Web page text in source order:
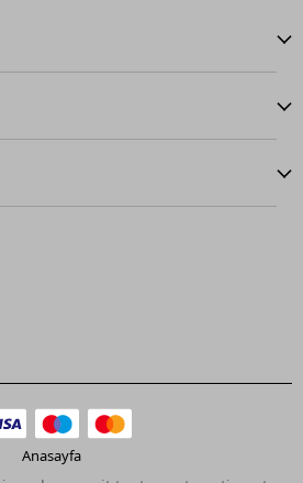
Anasayfa